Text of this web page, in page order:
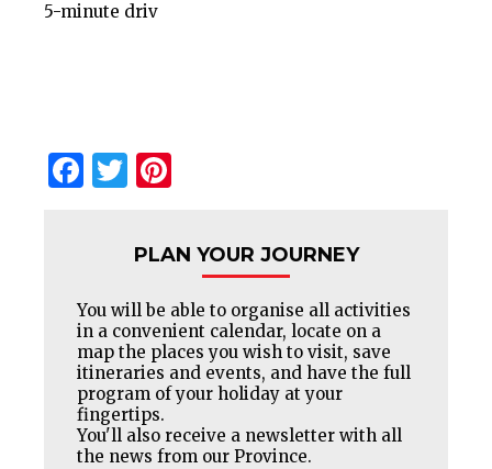
5-minute driv
Facebook
Twitter
PLAN YOUR JOURNEY
You will be able to organise all activities
in a convenient calendar, locate on a
map the places you wish to visit, save
itineraries and events, and have the full
program of your holiday at your
fingertips.
You'll also receive a newsletter with all
the news from our Province.